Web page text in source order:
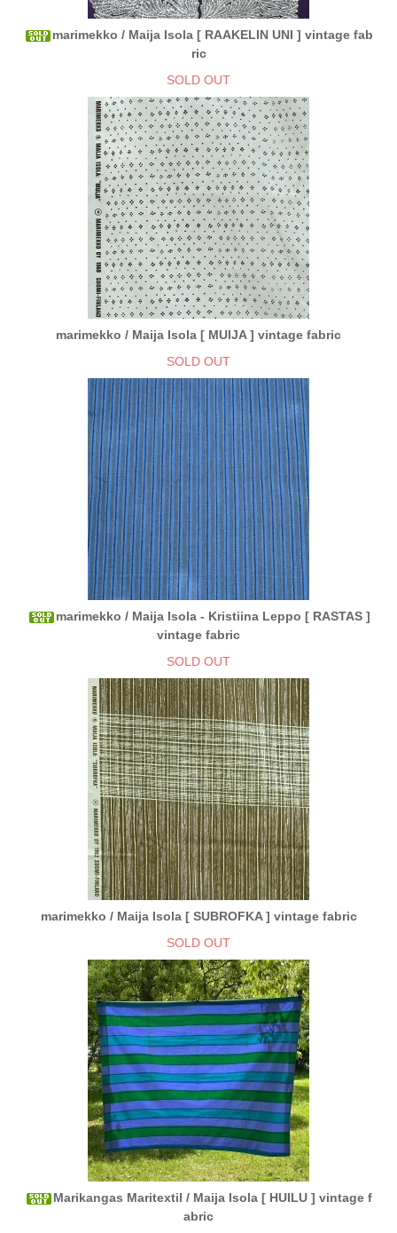
marimekko / Maija Isola [ RAAKELIN UNI ] vintage fab
ric
SOLD OUT
marimekko / Maija Isola [ MUIJA ] vintage fabric
SOLD OUT
marimekko / Maija Isola - Kristiina Leppo [ RASTAS ]
vintage fabric
SOLD OUT
marimekko / Maija Isola [ SUBROFKA ] vintage fabric
SOLD OUT
Marikangas Maritextil / Maija Isola [ HUILU ] vintage f
abric